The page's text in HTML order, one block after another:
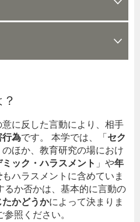
に反した言動により、相手
行為です。 本学では、「 セク
のほか、教育研究の場におけ
ミック・ハラスメント 」や年
もハラスメントに含めていま
るか否かは、基本的に言動の
かどうかによって決まりま
照ください。